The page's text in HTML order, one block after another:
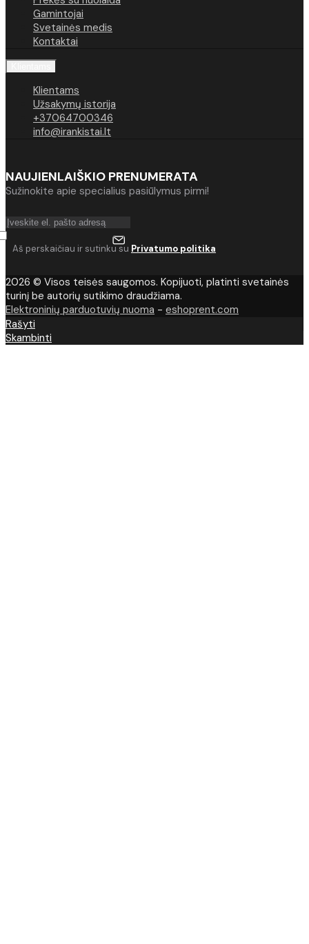
Gamintojai
Svetainės medis
Kontaktai
Klientams
Užsakymų istorija
+37064700346
info@irankistai.lt
NAUJIENLAIŠKIO PRENUMERATA
Sužinokite apie specialius pasiūlymus pirmi!
Aš perskaičiau ir sutinku su Privatumo politika
2026 © Visos teisės saugomos. Kopijuoti, platinti svetainės
turinį be autorių sutikimo draudžiama.
Elektroninių parduotuvių nuoma - eshoprent.com
Rašyti
Skambinti